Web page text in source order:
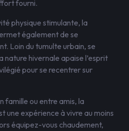
fourni.
physique stimulante, la
également de se
Loin du tumulte urbain, se
hivernale apaise l’esprit
pour se recentrer sur
famille ou entre amis, la
une expérience à vivre au moins
équipez-vous chaudement,